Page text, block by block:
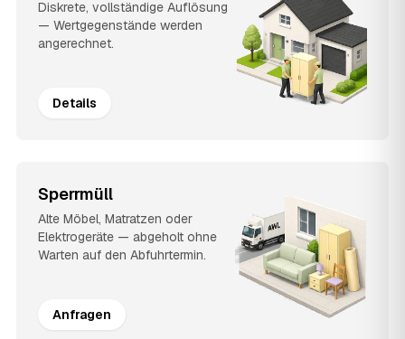
Diskrete, vollständige Auflösung
— Wertgegenstände werden
angerechnet.
Details
Sperrmüll
Alte Möbel, Matratzen oder
Elektrogeräte — abgeholt ohne
Warten auf den Abfuhrtermin.
Anfragen